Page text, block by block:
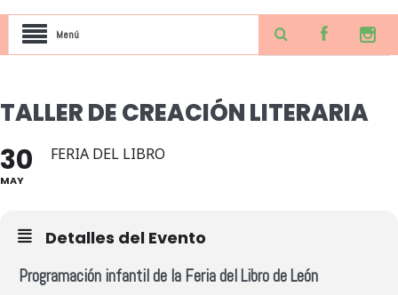
Menú
TALLER DE CREACIÓN LITERARIA
30
MAY
FERIA DEL LIBRO
Detalles del Evento
Programación infantil de la Feria del Libro de León